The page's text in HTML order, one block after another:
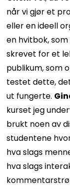
når vi gjør et
eller en ideell
en hvitbok,
skrevet for et
publikum, som
testet dette,
ut fungerte.
kurset jeg
brukt noen av
studentene
hva slags
hva slags